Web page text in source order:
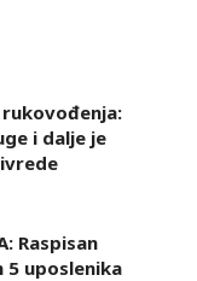
i dalje je
Raspisan
5 uposlenika